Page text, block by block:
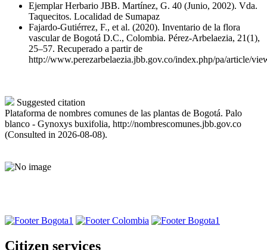
Ejemplar Herbario JBB. Martínez, G. 40 (Junio, 2002). Vda.
Taquecitos. Localidad de Sumapaz
Fajardo-Gutiérrez, F., et al. (2020). Inventario de la flora
vascular de Bogotá D.C., Colombia. Pérez-Arbelaezia, 21(1),
25–57. Recuperado a partir de
http://www.perezarbelaezia.jbb.gov.co/index.php/pa/article/
Suggested citation
Plataforma de nombres comunes de las plantas de Bogotá. Palo
blanco - Gynoxys buxifolia, http://nombrescomunes.jbb.gov.co
(Consulted in 2026-08-08).
Citizen services